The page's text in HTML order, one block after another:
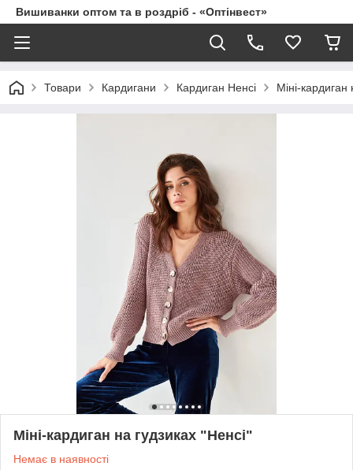
Вишиванки оптом та в роздріб - «Оптінвест»
Товари Кардигани Кардиган Ненсі Міні-кардиган
Міні-кардиган на гудзиках "Ненсі"
Немає в наявності